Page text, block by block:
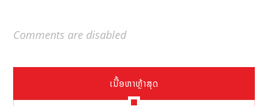
Comments are disabled
ເນື້ອຫາຫຼ້າສຸດ